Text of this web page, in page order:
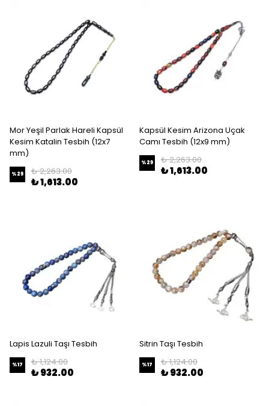
Mor Yeşil Parlak Hareli Kapsül
Kesim Katalin Tesbih (12x7
mm)
%29 ₺ 2,263.00
₺ 1,613.00
Kapsül Kesim Arizona Uçak
Camı Tesbih (12x9 mm)
%29 ₺ 2,263.00
₺ 1,613.00
Lapis Lazuli Taşı Tesbih
%17 ₺ 1,124.00
₺ 932.00
Sitrin Taşı Tesbih
%17 ₺ 1,124.00
₺ 932.00